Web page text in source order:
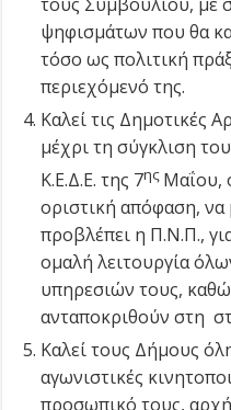
ψηφισμάτων που θα
τόσο ως πολιτική
περιεχόμενό της.
Καλεί τις Δημοτικές
μέχρι τη σύγκλιση
Κ.Ε.Δ.Ε. της 7ης Μαΐου,
οριστική απόφαση,
προβλέπει η Π.Ν.Π.,
ομαλή λειτουργία
υπηρεσιών τους,
ανταποκριθούν στη
Καλεί τους Δήμους
αγωνιστικές
προσωπικό τους,